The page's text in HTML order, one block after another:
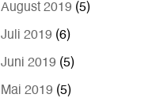
August 2019 (5)
Juli 2019 (6)
Juni 2019 (5)
Mai 2019 (5)